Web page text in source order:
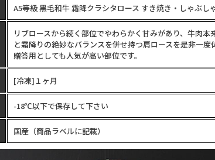
A5等級 黒毛和牛 霜降クラシタロース すき焼き・しゃぶし
リブロースから続く部位でやわらかく甘みがあり、牛肉
と霜降りの絶妙なバランスを併せ持つ肩ロースを是非一度
贈答用としても人気が高い部位です。
[冷凍]１ヶ月
-18℃以下で保存して下さい
国産（商品ラベルに記載）